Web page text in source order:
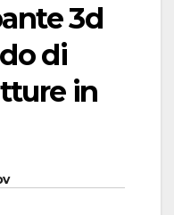
3d
di
in